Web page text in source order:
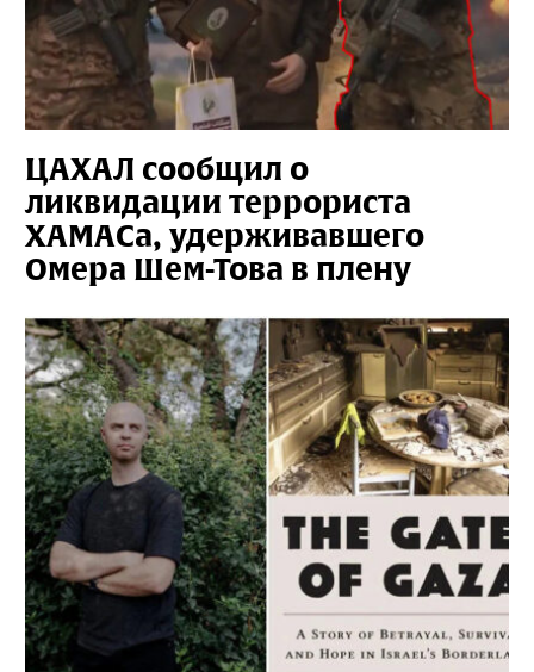
ЦАХАЛ сообщил о
ликвидации террориста
ХАМАСа, удерживавшего
Омера Шем-Това в плену